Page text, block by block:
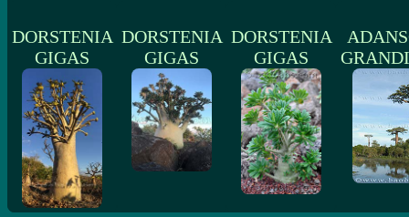
DORSTENIA
GIGAS
DORSTENIA
GIGAS
DORSTENIA
GIGAS